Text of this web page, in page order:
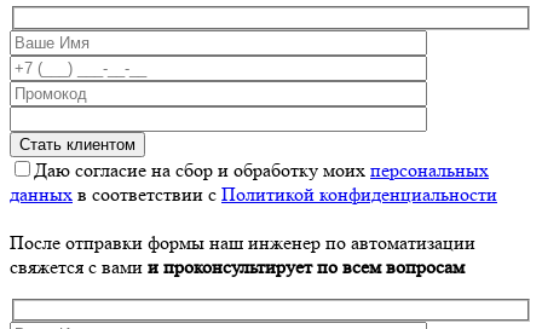
Даю согласие на сбор и обработку моих персональных
данных в соответствии с Политикой конфиденциальности
После отправки формы наш инженер по автоматизации
свяжется с вами и проконсультирует по всем вопросам